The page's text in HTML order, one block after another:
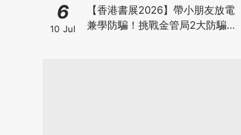
6
10 Jul
【香港書展2026】帶小朋友放電
兼學防騙！挑戰金管局2大防騙遊